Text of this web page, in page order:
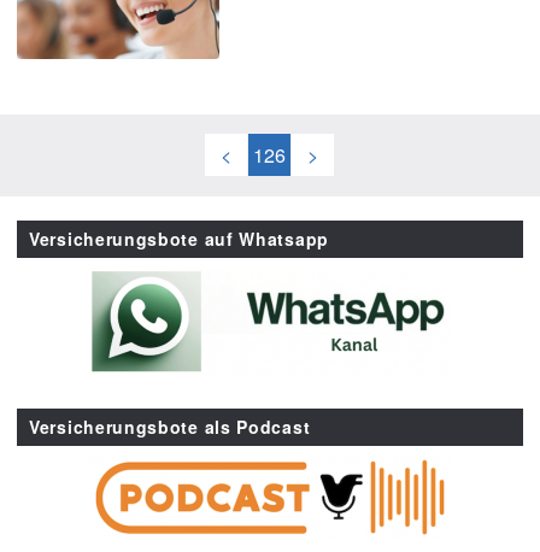
< 126 >
Versicherungsbote auf Whatsapp
Versicherungsbote als Podcast